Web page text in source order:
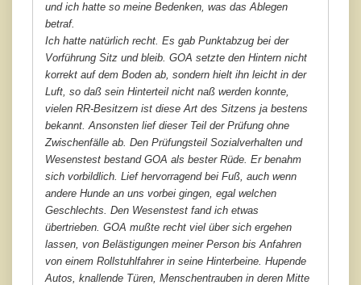
und ich hatte so meine Bedenken, was das Ablegen
betraf.
Ich hatte natürlich recht. Es gab Punktabzug bei der
Vorführung Sitz und bleib. GOA setzte den Hintern nicht
korrekt auf dem Boden ab, sondern hielt ihn leicht in der
Luft, so daß sein Hinterteil nicht naß werden konnte,
vielen RR-Besitzern ist diese Art des Sitzens ja bestens
bekannt. Ansonsten lief dieser Teil der Prüfung ohne
Zwischenfälle ab. Den Prüfungsteil Sozialverhalten und
Wesenstest bestand GOA als bester Rüde. Er benahm
sich vorbildlich. Lief hervorragend bei Fuß, auch wenn
andere Hunde an uns vorbei gingen, egal welchen
Geschlechts. Den Wesenstest fand ich etwas
übertrieben. GOA mußte recht viel über sich ergehen
lassen, von Belästigungen meiner Person bis Anfahren
von einem Rollstuhlfahrer in seine Hinterbeine. Hupende
Autos, knallende Türen, Menschentrauben in deren Mitte